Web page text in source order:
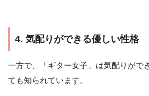
4. 気配りができる優しい性格
一方で、「ギター女子」は気配りがで
ても知られています。